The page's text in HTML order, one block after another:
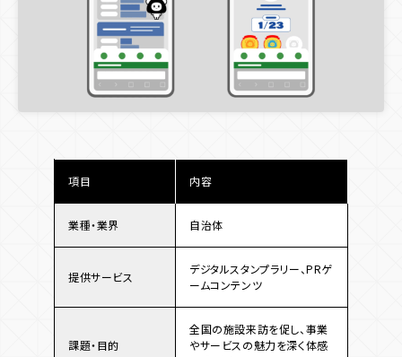
項目 内容
業種・業界 自治体
提供サービス
デジタルスタンプラリー、PRゲ
ームコンテンツ
課題・目的
全国の施設来訪を促し、事業
やサービスの魅力を深く体感